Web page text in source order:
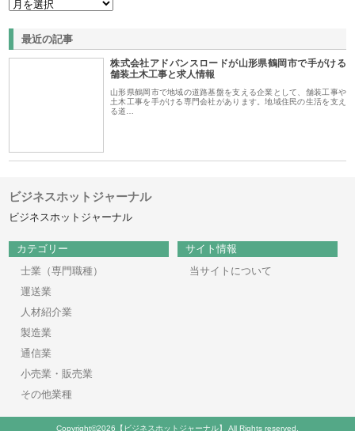
最近の記事
株式会社アドバンスロードが山形県鶴岡市で手がける
舗装土木工事と求人情報
山形県鶴岡市で地域の道路基盤を支える企業として、舗装工事や
土木工事を手がける専門会社があります。地域住民の生活を支え
る道…
ビジネスホットジャーナル
ビジネスホットジャーナル
カテゴリー
士業（専門職種）
運送業
人材紹介業
製造業
通信業
小売業・販売業
その他業種
サイト情報
当サイトについて
Copyright©2026【ビジネスホットジャーナル】 All Rights reserved.